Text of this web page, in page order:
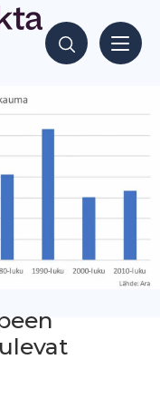
Hae sisältöjä